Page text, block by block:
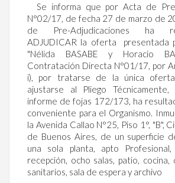
Se informa que por Acta de Pre-
N°02/17, de fecha 27 de marzo de
de Pre-Adjudicaciones ha
ADJUDICAR la oferta presentada
"Nélida BASABE y Horacio
Contratación Directa N°01/17, por
i), por tratarse de la única
ajustarse al Pliego
informe de fojas 172/173, ha
conveniente para el Organismo.
la Avenida Callao N°25, Piso 1°, "B",
de Buenos Aires, de un superficie
una sola planta, apto
recepción, ocho salas, patio,
sanitarios, sala de espera y archivo